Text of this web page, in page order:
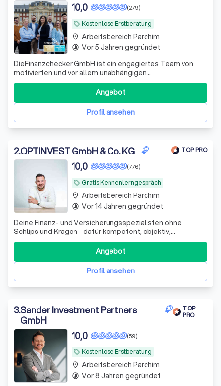
local_offer Kostenlose Erstberatung
(279)
10,0
DieFinanzchecker GmbH ist ein engagiertes Team von
motivierten und vor allem unabhängigen
Finanz-/Versicherungsmaklern aus dem Münsterland. Seit
2012 bieten wir unseren Kunden individuelle und
zielorientierte Produkte an, wobei wir den Fokus auf
Transparenz und Verständlichkeit setzen. Wir sind uns
Profil ansehen
Angebot
place Arbeitsbereich Parchim
timelapse Vor 5 Jahren gegründet
2.OPTINVEST GmbH & Co. KG TOP PRO
local_offer Gratis Kennenlerngespräch
(776)
10,0
Deine Finanz- und Versicherungsspezialisten ohne
Schlips und Kragen - dafür kompetent, objektiv,
zuverlässig und fair • Versicherungen, Geldanlagen und
Finanzierungen • www.optinvest-beamte.de
Profil ansehen
Angebot
place Arbeitsbereich Parchim
timelapse Vor 14 Jahren gegründet
3.Sander Investment Partners
GmbH
TOP
PRO
local_offer Kostenlose Erstberatung
(59)
10,0
place Arbeitsbereich Parchim
timelapse Vor 8 Jahren gegründet